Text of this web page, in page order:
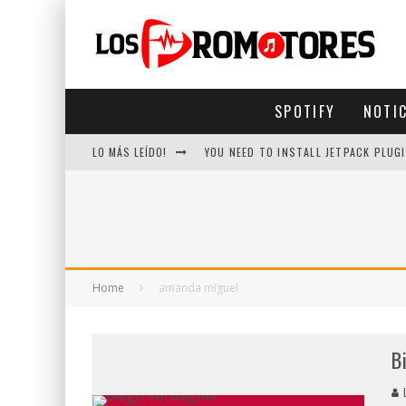
SPOTIFY
LO MÁS LEÍDO! YOU NEED TO INSTALL JETPACK
Home amanda miguel